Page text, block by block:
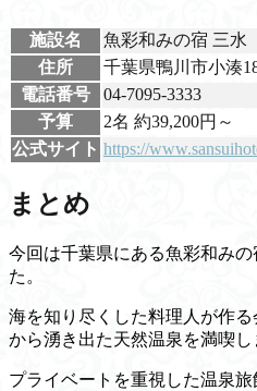
施設名
魚彩和みの宿 三水
住所
千葉県鴨川市小湊
電話番号
04-7095-3333
予算
2名 約39,200円～
公式サイト https://
まとめ
今回は千葉県にある魚彩和み
た。
海を知り尽くした料理人が作
から湧き出た天然温泉を満喫し
プライベートを重視した温泉